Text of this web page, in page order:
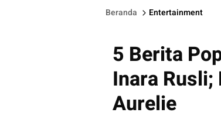
Beranda Entertainment
5 Berita
Inara Rusli;
Aurelie